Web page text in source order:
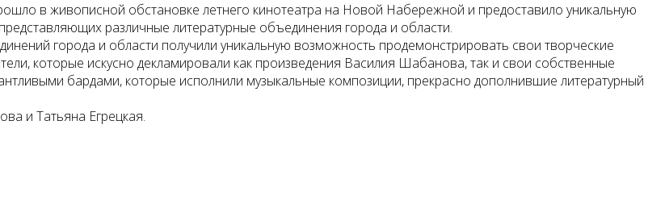
в живописной обстановке летнего кинотеатра на Новой Набережной и предоставило уникальную
различные литературные объединения города и области.
города и области получили уникальную возможность продемонстрировать свои творческие
которые искусно декламировали как произведения Василия Шабанова, так и свои собственные
бардами, которые исполнили музыкальные композиции, прекрасно дополнившие литературный
и Татьяна Егрецкая.